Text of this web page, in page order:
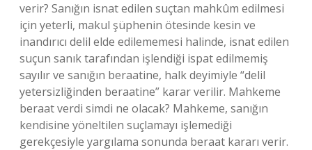
verir? Sanığın isnat edilen suçtan mahkûm edilmesi
için yeterli, makul şüphenin ötesinde kesin ve
inandırıcı delil elde edilememesi halinde, isnat edilen
suçun sanık tarafından işlendiği ispat edilmemiş
sayılır ve sanığın beraatine, halk deyimiyle “delil
yetersizliğinden beraatine” karar verilir. Mahkeme
beraat verdi simdi ne olacak? Mahkeme, sanığın
kendisine yöneltilen suçlamayı işlemediği
gerekçesiyle yargılama sonunda beraat kararı verir.